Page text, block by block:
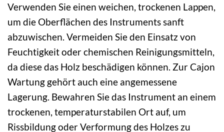
Verwenden Sie einen weichen, trockenen Lappen,
um die Oberflächen des Instruments sanft
abzuwischen. Vermeiden Sie den Einsatz von
Feuchtigkeit oder chemischen Reinigungsmitteln,
da diese das Holz beschädigen können. Zur Cajon
Wartung gehört auch eine angemessene
Lagerung. Bewahren Sie das Instrument an einem
trockenen, temperaturstabilen Ort auf, um
Rissbildung oder Verformung des Holzes zu